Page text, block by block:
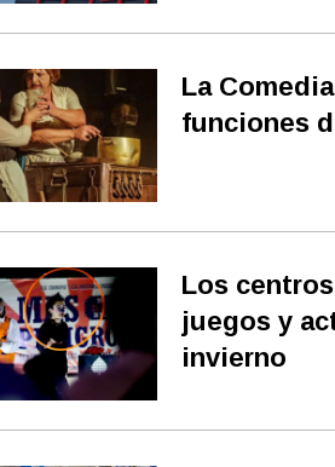
La
funciones
Los
juegos y
invierno